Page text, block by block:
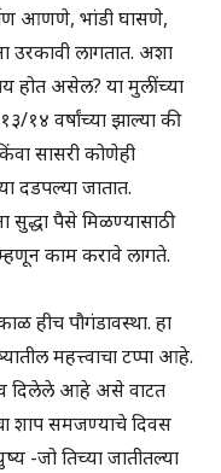
आणणे, भांडी घासणे,
उरकावी लागतात. अशा
होत असेल? या मुलींच्या
१४ वर्षांच्या झाल्या की
सासरी कोणेही
दडपल्या जातात.
सुद्धा पैसे मिळण्यासाठी
काम करावे लागते.
हीच पौगंडावस्था. हा
महत्त्वाचा टप्पा आहे.
दिलेले आहे असे वाटत
शाप समजण्याचे दिवस
-जो तिच्या जातीतल्या